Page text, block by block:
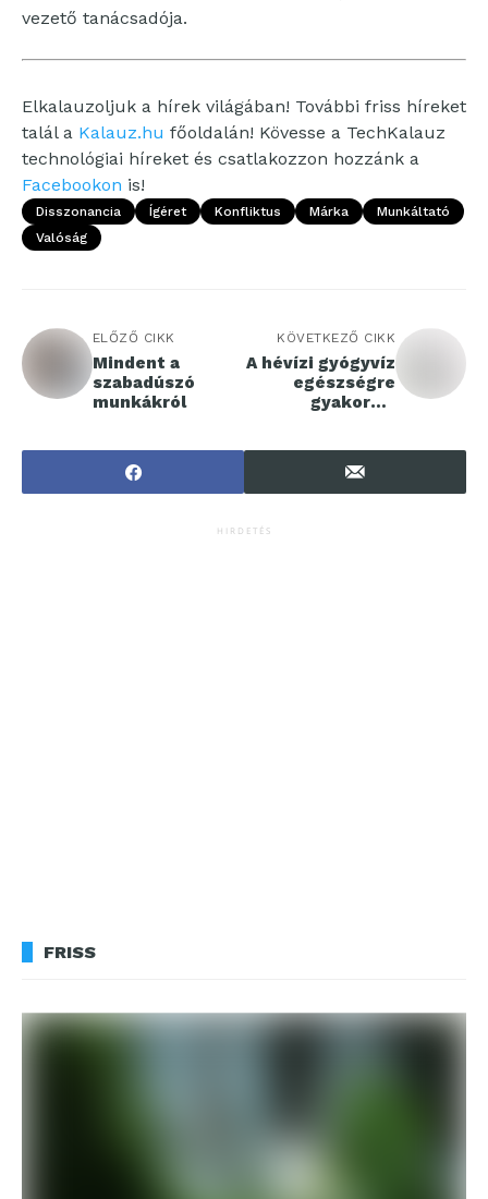
vezető tanácsadója.
Elkalauzoljuk a hírek világában! További friss híreket
talál a Kalauz.hu főoldalán! Kövesse a TechKalauz
technológiai híreket és csatlakozzon hozzánk a
Facebookon is!
Disszonancia Ígéret Konfliktus Márka
Munkáltató
Valóság
ELŐZŐ CIKK
Mindent a
szabadúszó
munkákról
KÖVETKEZŐ CIKK
A hévízi gyógyvíz
egészségre
gyakorolt
HIRDETÉS
FRISS